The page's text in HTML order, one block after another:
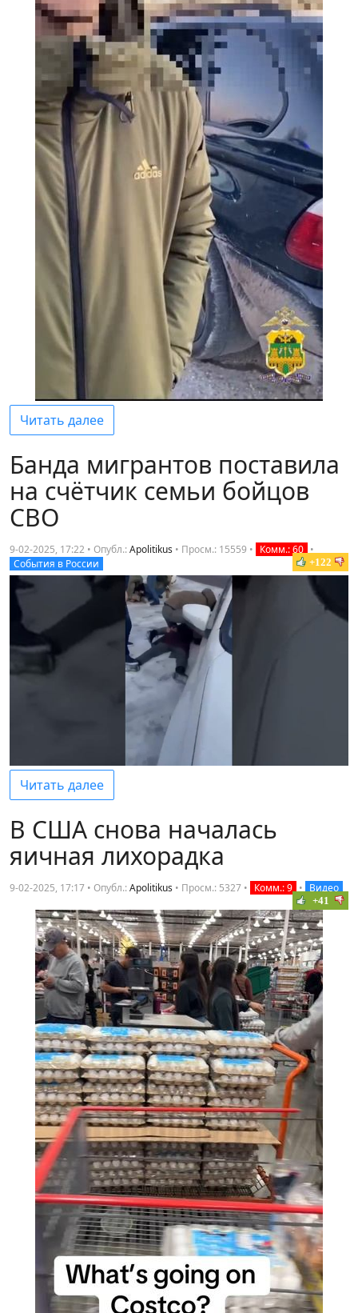
Читать далее
Банда мигрантов поставила
на счётчик семьи бойцов
СВО
9-02-2025, 17:22 • Опубл.:Apolitikus • Просм.: 15559 • Комм.: 60 •
События в России
+122
Читать далее
В США снова началась
яичная лихорадка
9-02-2025, 17:17 • Опубл.:Apolitikus • Просм.: 5327 • Комм.: 9 • Видео
+41